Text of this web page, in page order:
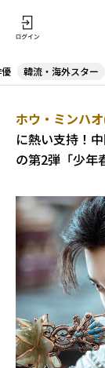
韓流・海外スター
ホウ・ミンハ
に熱い支持！
の第2弾「少年